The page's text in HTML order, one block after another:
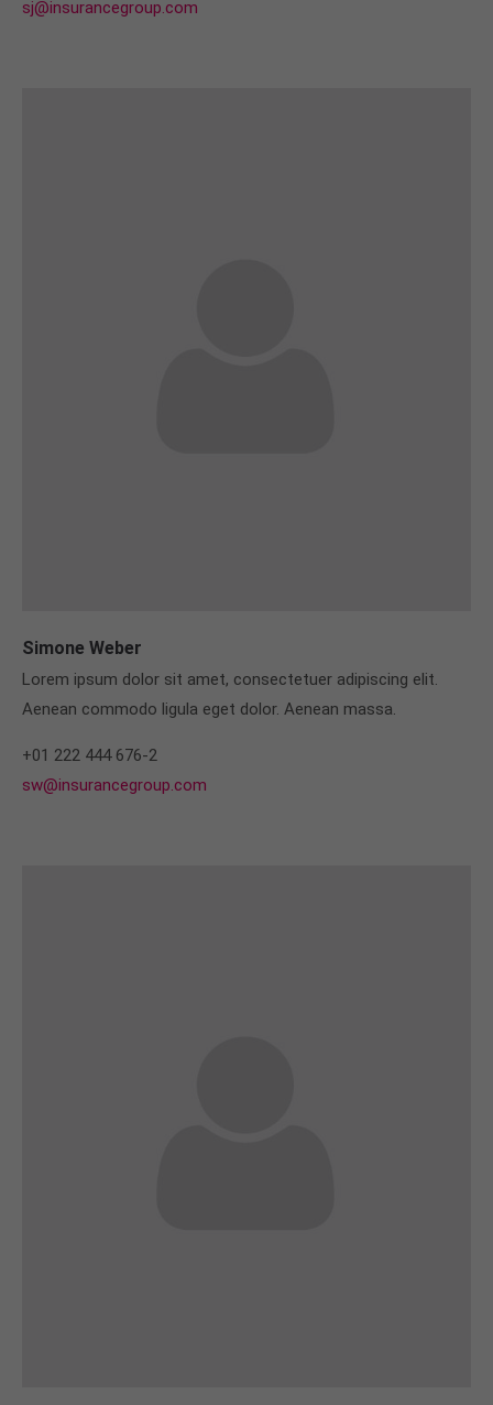
sj@insurancegroup.com
Simone Weber
Lorem ipsum dolor sit amet, consectetuer adipiscing elit.
Aenean commodo ligula eget dolor. Aenean massa.
+01 222 444 676-2
sw@insurancegroup.com